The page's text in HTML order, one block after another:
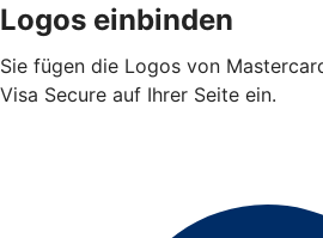
Logos einbinden
Sie fügen die Logos von
Visa Secure auf Ihrer Seite ein.